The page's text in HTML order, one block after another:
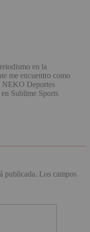
en la
me encuentro como
NEKO Deportes
Sublime Sports
publicada. Los campos